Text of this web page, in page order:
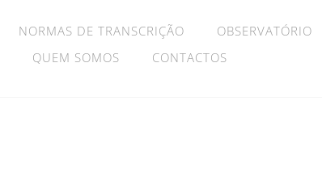
NORMAS DE TRANSCRIÇÃO OBSERVATÓRIO
QUEM SOMOS CONTACTOS